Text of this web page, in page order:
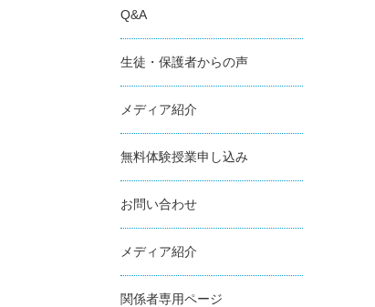
Q&A
生徒・保護者からの声
メディア紹介
無料体験授業申し込み
お問い合わせ
メディア紹介
関係者専用ページ